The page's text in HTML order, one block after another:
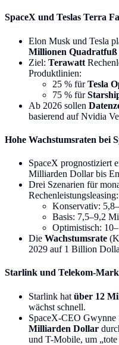
SpaceX und Teslas Terra
Elon Musk und Tesla
Millionen Quadratfuß
Ziel: Terawatt
Produktlinien:
25 % fürTesla
75 % für
Ab 2026 sollen
basierend auf Nvidia
Hohe Wachstumsraten bei
SpaceX prognostiziert
Milliarden Dollar bis
Drei Szenarien für
Rechenleistungsleasing:
Konservativ:
Basis: 7,5–9,2
Optimistisch:
Die Wachstumsrate
2029 auf 1 Billion
Starlink und Telekom-
Starlink hat über 12
wächst schnell.
SpaceX-CEO Gwynne
Milliarden Dollar
und T-Mobile, um